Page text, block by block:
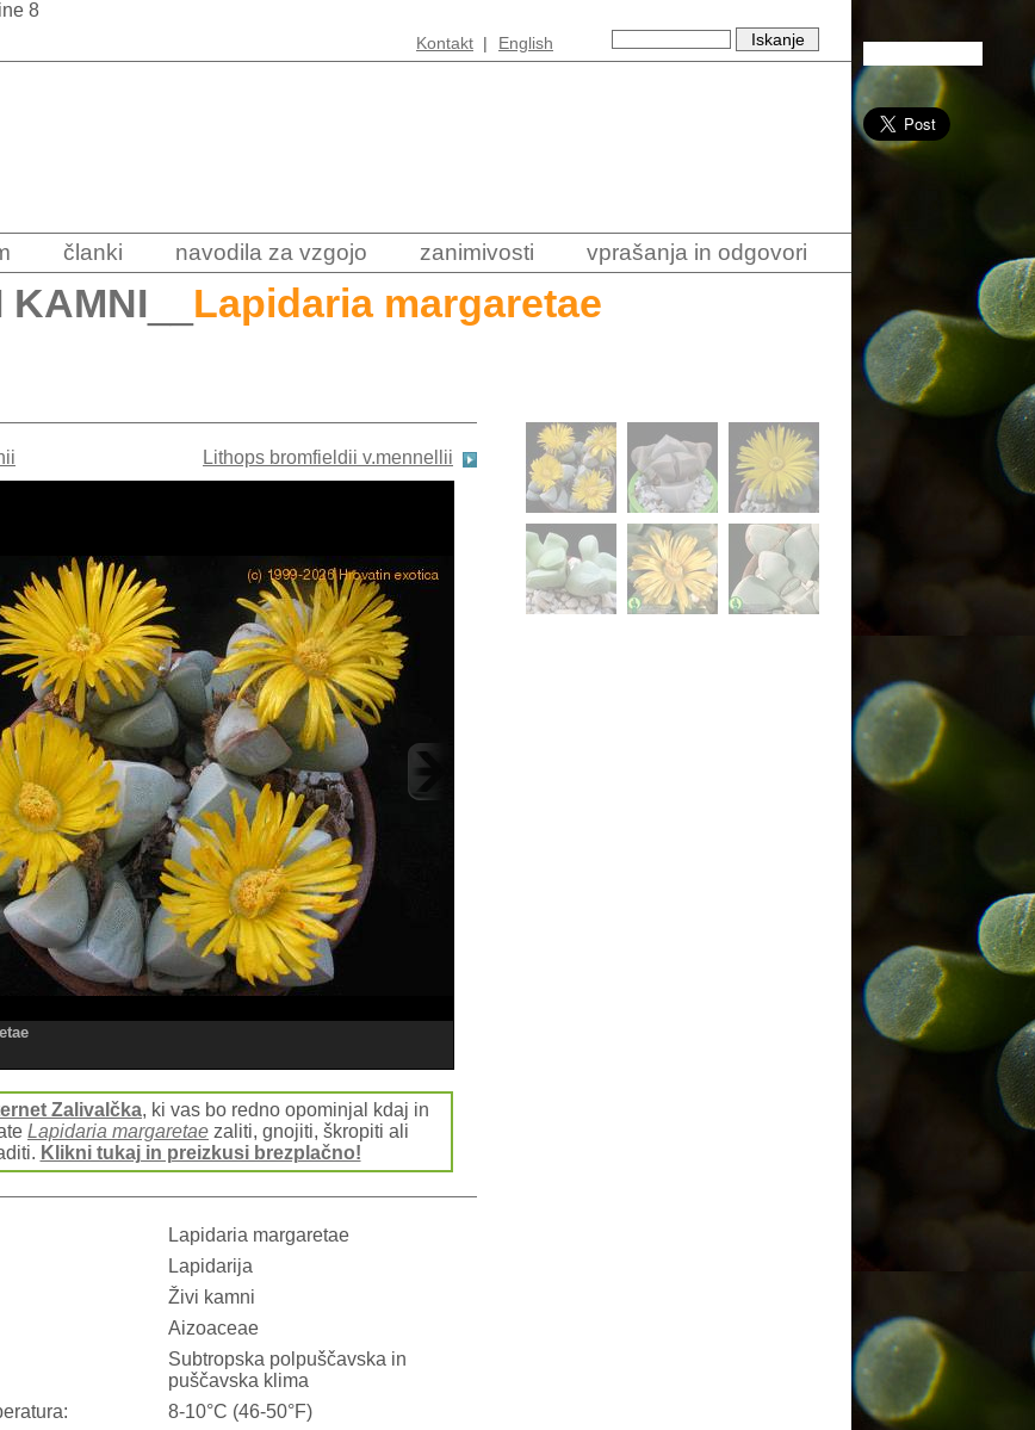
8
Kontakt | English
članki navodila za vzgojo zanimivosti vprašanja in odgovori
KAMNI
Lapidaria margaretae
Lithops bromfieldii v.mennellii
Zalivalčka, ki vas bo redno opominjal kdaj in
Lapidaria margaretae zaliti, gnojiti, škropiti ali
Klikni tukaj in preizkusi brezplačno!
Lapidaria margaretae
Lapidarija
Živi kamni
Aizoaceae
Subtropska polpuščavska in
puščavska klima
8-10°C (46-50°F)